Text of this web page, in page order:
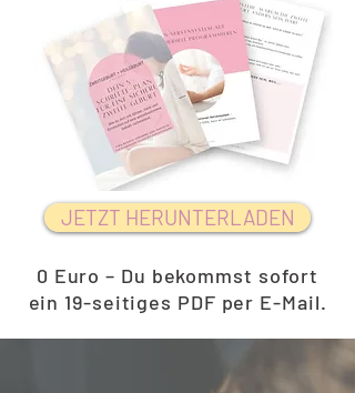
JETZT HERUNTERLADEN
0 Euro – Du bekommst sofort
ein 19-seitiges PDF per E-Mail.